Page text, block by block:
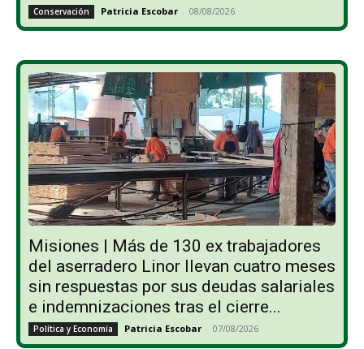
Conservación Patricia Escobar - 08/08/2026
Misiones | Más de 130 ex trabajadores
del aserradero Linor llevan cuatro meses
sin respuestas por sus deudas salariales
e indemnizaciones tras el cierre...
Política y Economía Patricia Escobar - 07/08/2026